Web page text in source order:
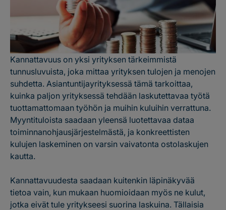
Kannattavuus on yksi yrityksen tärkeimmistä
tunnusluvuista, joka mittaa yrityksen tulojen ja menojen
suhdetta. Asiantuntijayrityksessä tämä tarkoittaa,
kuinka paljon yrityksessä tehdään laskutettavaa työtä
tuottamattomaan työhön ja muihin kuluihin verrattuna.
Myyntituloista saadaan yleensä luotettavaa dataa
toiminnanohjausjärjestelmästä, ja konkreettisten
kulujen laskeminen on varsin vaivatonta ostolaskujen
kautta.
Kannattavuudesta saadaan kuitenkin läpinäkyvää
tietoa vain, kun mukaan huomioidaan myös ne kulut,
jotka eivät tule yritykseesi suorina laskuina. Tällaisia